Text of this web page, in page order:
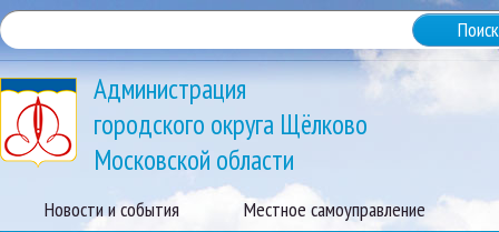
Администрация
городского округа Щёлково
Московской области
Новости и события Местное самоуправление